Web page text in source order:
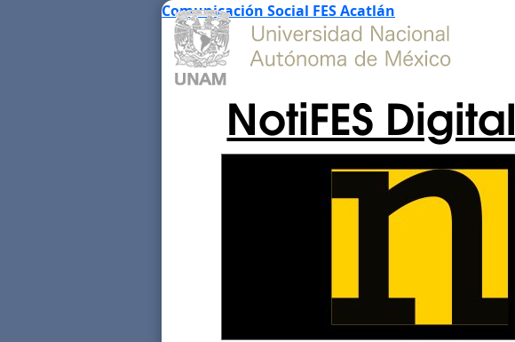
Comunicación Social FES Acatlán
NotiFES Digital